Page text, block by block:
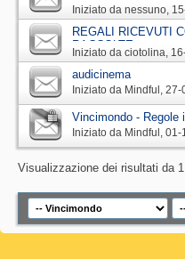
Iniziato da nessuno‎,
REGALI RICEVUTI
RACCOLTE
Iniziato da ciotolina‎,
audicinema
Iniziato da Mindful ‎, 27-
Vincimondo - Regole
Iniziato da Mindful ‎, 01-
Visualizzazione dei risultati da